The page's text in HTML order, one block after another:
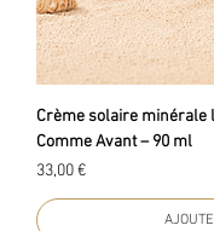
Crème solaire minérale
Comme Avant – 90 ml
Prix
33,00 €